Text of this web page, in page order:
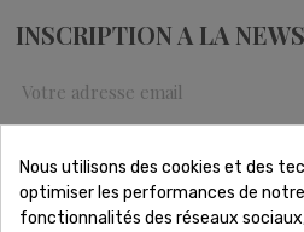
INSCRIPTION A LA
Nous Contacter
Nous utilisons des cookies et des
optimiser les performances de
fonctionnalités des réseaux